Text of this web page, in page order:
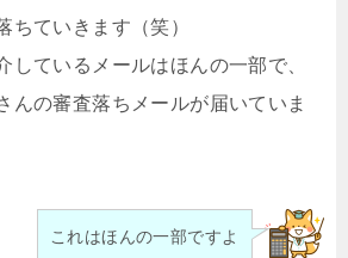
ちていきます（笑）
しているメールはほんの一部で、
んの審査落ちメールが届いていま
これはほんの一部ですよ